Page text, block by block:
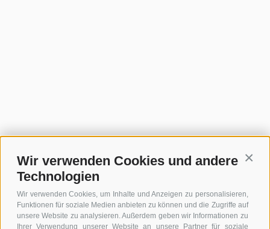
Wir verwenden Cookies und andere
Technologien
Wir verwenden Cookies, um Inhalte und Anzeigen zu personalisieren,
Funktionen für soziale Medien anbieten zu können und die Zugriffe auf
unsere Website zu analysieren. Außerdem geben wir Informationen zu
Ihrer Verwendung unserer Website an unsere Partner für soziale